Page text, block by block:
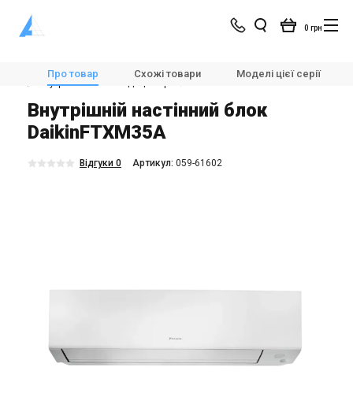
0 грн
Магазин Кондиціонування
Мультиспліт-системи та VRV
🌬Внутрішні блоки кондиціонера
Daikin FTXM35A
Про товар Схожі товари Моделі цієї серії
Внутрішній настінний блок
DaikinFTXM35A
Відгуки 0 Aртикул: 059-61602